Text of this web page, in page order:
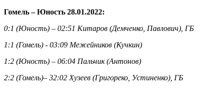
Гомель – Юность 28.01.2022:
0:1 (Юность) – 02:51 Китаров (Демченко, Павлович), ГБ
1:1 (Гомель) - 03:09 Межейников (Кучкин)
1:2 (Юность) – 06:04 Пальчик (Антонов)
2:2 (Гомель)– 32:02 Хузеев (Григореко, Устиненко), ГБ